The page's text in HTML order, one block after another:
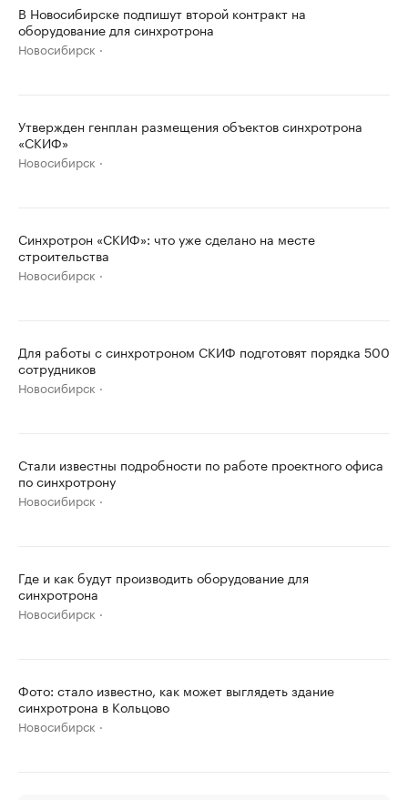
В Новосибирске подпишут второй контракт на
оборудование для синхротрона
Новосибирск
Утвержден генплан размещения объектов синхротрона
«СКИФ»
Новосибирск
Синхротрон «СКИФ»: что уже сделано на месте
строительства
Новосибирск
Для работы с синхротроном СКИФ подготовят порядка 500
сотрудников
Новосибирск
Стали известны подробности по работе проектного офиса
по синхротрону
Новосибирск
Где и как будут производить оборудование для
синхротрона
Новосибирск
Фото: стало известно, как может выглядеть здание
синхротрона в Кольцово
Новосибирск